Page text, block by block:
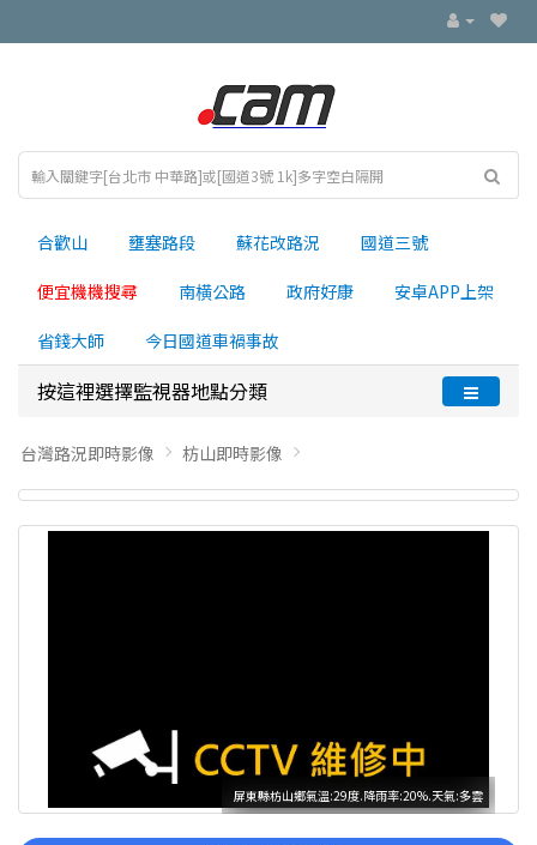
合歡山 壅塞路段 蘇花改路況 國道三號
便宜機機搜尋 南横公路 政府好康 安卓APP上架
省錢大師 今日國道車禍事故
按這裡選擇監視器地點分類
台灣路況即時影像 枋山即時影像
屏東縣枋山鄉氣溫:29度.降雨率:20%.天氣:多雲